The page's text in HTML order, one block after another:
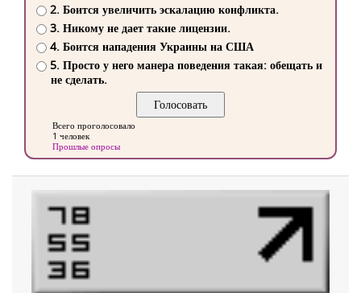
2. Боится увеличить эскалацию конфликта.
3. Никому не дает такие лицензии.
4. Боится нападения Украины на США
5. Просто у него манера поведения такая: обещать и
не сделать.
Всего проголосовало
1 человек
Прошлые опросы